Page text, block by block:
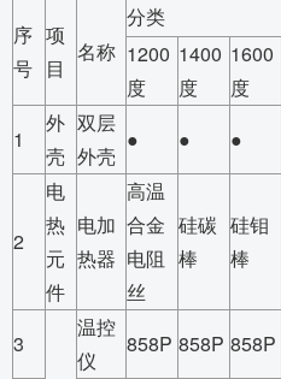
序
号
项
目
名称
分类
1200
度
1400
度
1600
度
1
外
壳
双层
外壳
● ● ●
2
电
热
元
件
电加
热器
高温
合金
电阻
丝
硅碳
棒
硅钼
棒
3
温控
仪
858P 858P 858P